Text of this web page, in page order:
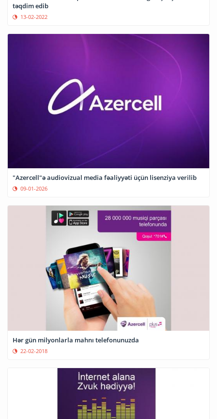
təqdim edib
13-02-2022
"Azercell"ə audiovizual media fəaliyyəti üçün lisenziya verilib
09-01-2026
Hər gün milyonlarla mahnı telefonunuzda
22-02-2018